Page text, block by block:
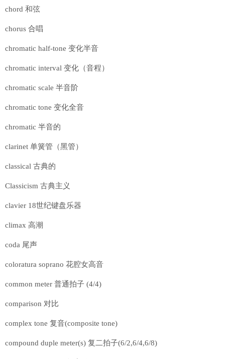
chord 和弦
chorus 合唱
chromatic half-tone 变化半音
chromatic interval 变化（音程）
chromatic scale 半音阶
chromatic tone 变化全音
chromatic 半音的
clarinet 单簧管（黑管）
classical 古典的
Classicism 古典主义
clavier 18世纪键盘乐器
climax 高潮
coda 尾声
coloratura soprano 花腔女高音
common meter 普通拍子 (4/4)
comparison 对比
complex tone 复音(composite tone)
compound duple meter(s) 复二拍子(6/2,6/4,6/8)